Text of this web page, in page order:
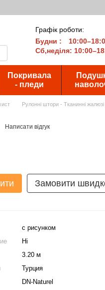
Графік роботи:
Будни :
Сб,неділя:
Покривала
- пледи
Рулонні штори - Тканинні жалюзі
Написати відгук
Замовити
с рисунком
Ні
3.20 м
Турция
DN-Naturel